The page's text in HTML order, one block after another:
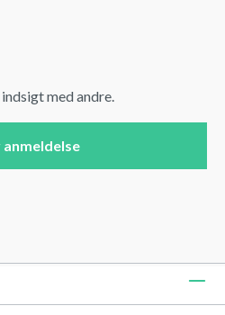
med andre.
anmeldelse